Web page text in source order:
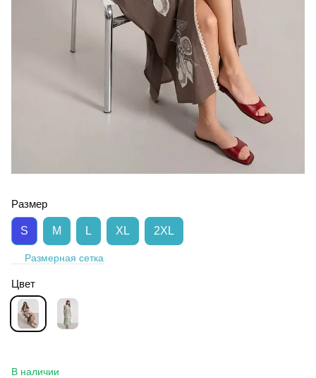
Размер
S M L XL 2XL
Размерная сетка
Цвет
В наличии